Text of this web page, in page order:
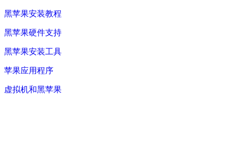
黑苹果安装教程
黑苹果硬件支持
黑苹果安装工具
苹果应用程序
虚拟机和黑苹果